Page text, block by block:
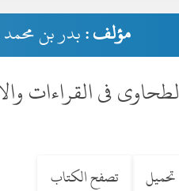
مؤلف :بدر بن
فى القراءات
تحميل تصفح الكتاب